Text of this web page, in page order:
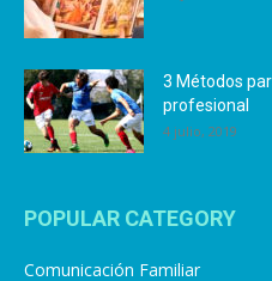
3 Métodos
profesional
4 julio, 2019
POPULAR CATEGORY
Comunicación Familiar